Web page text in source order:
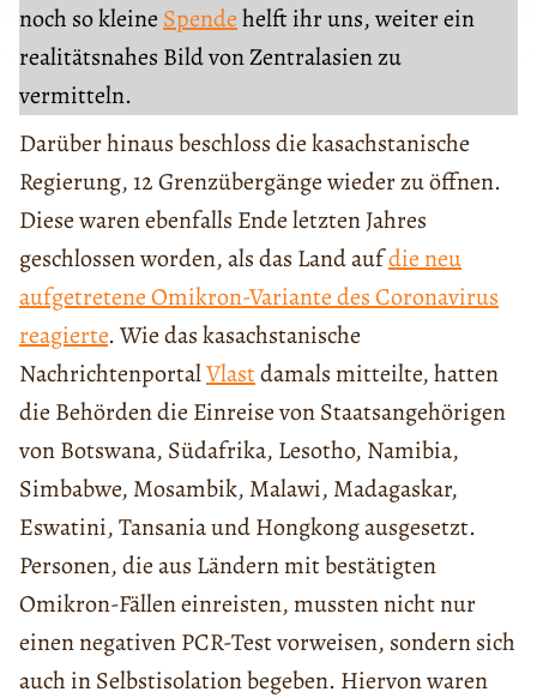
noch so kleine Spendehelft ihr uns, weiter ein
realitätsnahes Bild von Zentralasien zu
vermitteln.
Darüber hinaus beschloss die kasachstanische
Regierung, 12 Grenzübergänge wieder zu öffnen.
Diese waren ebenfalls Ende letzten Jahres
geschlossen worden, als das Land aufdie neu
aufgetretene Omikron-Variante des Coronavirus
reagierte. Wie das kasachstanische
NachrichtenportalVlastdamals mitteilte, hatten
die Behörden die Einreise von Staatsangehörigen
von Botswana, Südafrika, Lesotho, Namibia,
Simbabwe, Mosambik, Malawi, Madagaskar,
Eswatini, Tansania und Hongkong ausgesetzt.
Personen, die aus Ländern mit bestätigten
Omikron-Fällen einreisten, mussten nicht nur
einen negativen PCR-Test vorweisen, sondern sich
auch in Selbstisolation begeben. Hiervon waren